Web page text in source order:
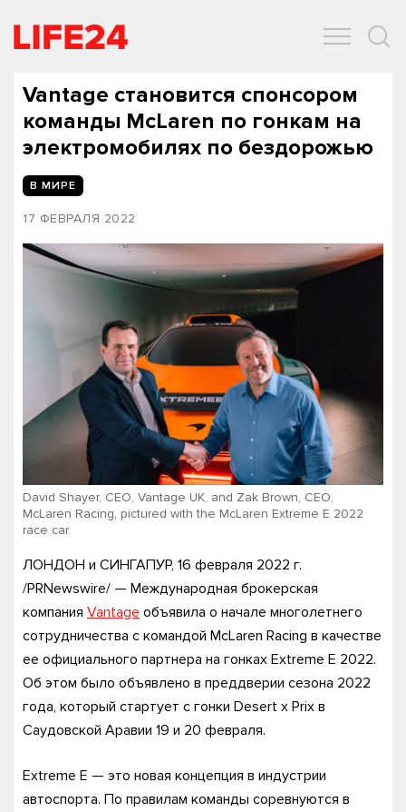
Vantage становится спонсором
команды McLaren по гонкам на
электромобилях по бездорожью
В МИРЕ
17 ФЕВРАЛЯ 2022
David Shayer, CEO, Vantage UK, and Zak Brown, CEO,
McLaren Racing, pictured with the McLaren Extreme E 2022
race car.
ЛОНДОН и СИНГАПУР, 16 февраля 2022 г.
/PRNewswire/ — Международная брокерская
компания Vantage объявила о начале многолетнего
сотрудничества с командой McLaren Racing в качестве
ее официального партнера на гонках Extreme E 2022.
Об этом было объявлено в преддверии сезона 2022
года, который стартует с гонки Desert x Prix в
Саудовской Аравии 19 и 20 февраля.
Extreme E — это новая концепция в индустрии
автоспорта. По правилам команды соревнуются в